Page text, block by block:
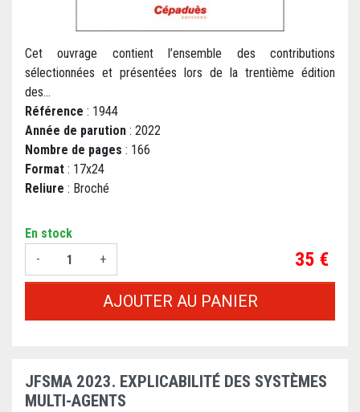
Cet ouvrage contient l’ensemble des contributions
sélectionnées et présentées lors de la trentième édition
des...
Référence : 1944
Année de parution : 2022
Nombre de pages : 166
Format : 17x24
Reliure : Broché
En stock
-
+ Prix
35 €
AJOUTER AU PANIER
JFSMA 2023. EXPLICABILITÉ DES SYSTÈMES
MULTI-AGENTS